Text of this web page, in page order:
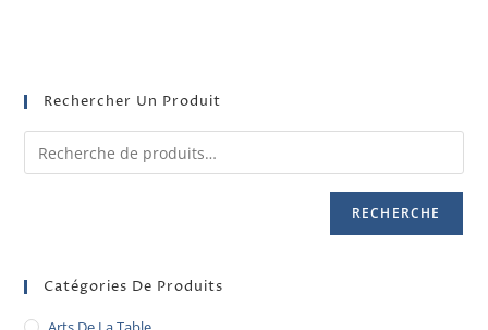
Rechercher Un Produit
RECHERCHE
Catégories De Produits